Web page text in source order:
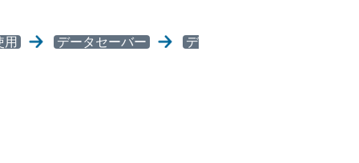
用 データセーバー
デ